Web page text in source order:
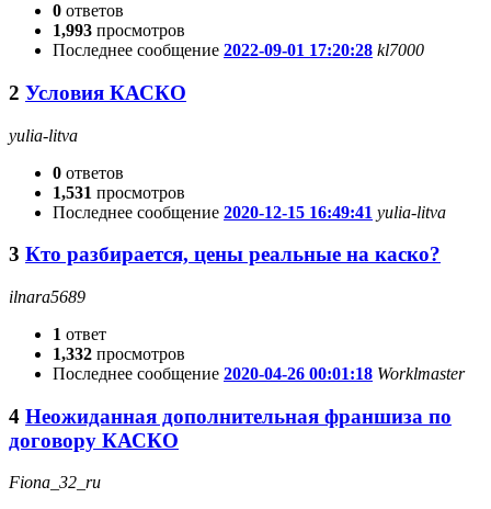
0 ответов
1,993 просмотров
Последнее сообщение 2022-09-01 17:20:28 kl7000
2 Условия КАСКО
yulia-litva
0 ответов
1,531 просмотров
Последнее сообщение 2020-12-15 16:49:41 yulia-litva
3 Кто разбирается, цены реальные на каско?
ilnara5689
1 ответ
1,332 просмотров
Последнее сообщение 2020-04-26 00:01:18 Worklmaster
4 Неожиданная дополнительная франшиза по
договору КАСКО
Fiona_32_ru